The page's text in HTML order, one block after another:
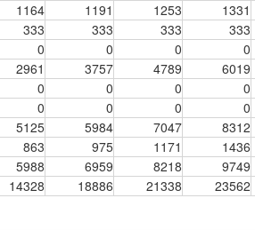
1164 1191 1253 1331
333 333 333 333
0 0 0 0
2961 3757 4789 6019
0 0 0 0
0 0 0 0
5125 5984 7047 8312
863 975 1171 1436
5988 6959 8218 9749
14328 18886 21338 23562